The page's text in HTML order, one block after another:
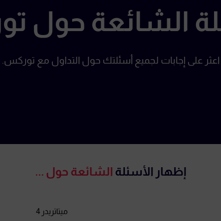
الشائعة حول
اعثر على إجابات لجميع أسئلتك حول التداول مع توركس.
إظهار الأسئلة الشائعة حول ...